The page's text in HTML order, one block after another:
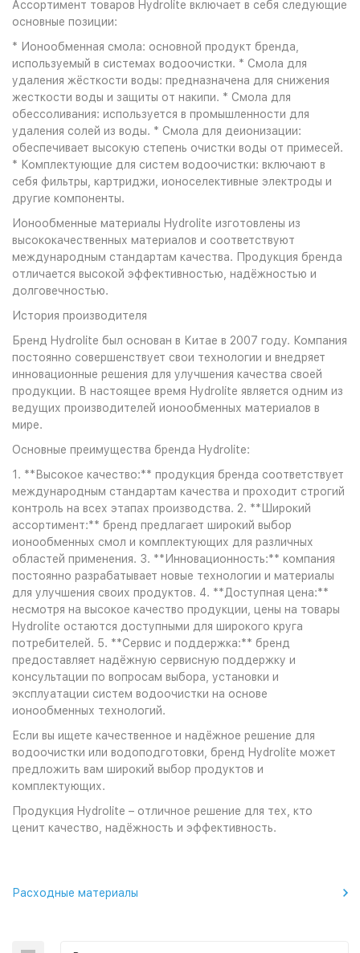
Ассортимент товаров Hydrolite включает в себя следующие
основные позиции:
* Ионообменная смола: основной продукт бренда,
используемый в системах водоочистки. * Смола для
удаления жёсткости воды: предназначена для снижения
жесткости воды и защиты от накипи. * Смола для
обессоливания: используется в промышленности для
удаления солей из воды. * Смола для деионизации:
обеспечивает высокую степень очистки воды от примесей.
* Комплектующие для систем водоочистки: включают в
себя фильтры, картриджи, ионоселективные электроды и
другие компоненты.
Ионообменные материалы Hydrolite изготовлены из
высококачественных материалов и соответствуют
международным стандартам качества. Продукция бренда
отличается высокой эффективностью, надёжностью и
долговечностью.
История производителя
Бренд Hydrolite был основан в Китае в 2007 году. Компания
постоянно совершенствует свои технологии и внедряет
инновационные решения для улучшения качества своей
продукции. В настоящее время Hydrolite является одним из
ведущих производителей ионообменных материалов в
мире.
Основные преимущества бренда Hydrolite:
1. **Высокое качество:** продукция бренда соответствует
международным стандартам качества и проходит строгий
контроль на всех этапах производства. 2. **Широкий
ассортимент:** бренд предлагает широкий выбор
ионообменных смол и комплектующих для различных
областей применения. 3. **Инновационность:** компания
постоянно разрабатывает новые технологии и материалы
для улучшения своих продуктов. 4. **Доступная цена:**
несмотря на высокое качество продукции, цены на товары
Hydrolite остаются доступными для широкого круга
потребителей. 5. **Сервис и поддержка:** бренд
предоставляет надёжную сервисную поддержку и
консультации по вопросам выбора, установки и
эксплуатации систем водоочистки на основе
ионообменных технологий.
Если вы ищете качественное и надёжное решение для
водоочистки или водоподготовки, бренд Hydrolite может
предложить вам широкий выбор продуктов и
комплектующих.
Продукция Hydrolite – отличное решение для тех, кто
ценит качество, надёжность и эффективность.
Расходные материалы